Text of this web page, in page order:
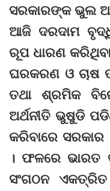
ସରକାରଙ୍କ ଭୁଲ
ଆଜି ଦରଦାମ ବୃଦ୍ଧି
ରୂପ ଧାରଣ
ଘରକରଣ ଓ ଚାଷ
ତଥା ଶ୍ରମିକ
ଅର୍ଥନୀତି ଭୁଷୁଡି
କରିବାରେ
। ଫଳରେ ଭାରତ
ସଂଗଠନ